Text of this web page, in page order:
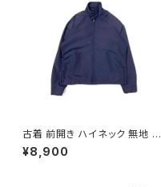
古着 前開き ハイネック 無地 長
袖 アウター ライトジャケット 紺
(ttu2509089)
¥8,900